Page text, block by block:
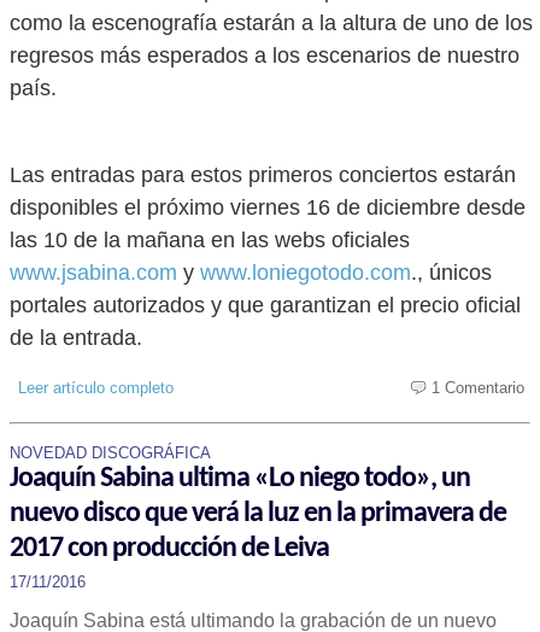
como la escenografía estarán a la altura de uno de los
regresos más esperados a los escenarios de nuestro
país.
Las entradas para estos primeros conciertos estarán
disponibles el próximo viernes 16 de diciembre desde
las 10 de la mañana en las webs oficiales
www.jsabina.com y www.loniegotodo.com., únicos
portales autorizados y que garantizan el precio oficial
de la entrada.
Leer artículo completo 1 Comentario
NOVEDAD DISCOGRÁFICA
Joaquín Sabina ultima «Lo niego todo», un
nuevo disco que verá la luz en la primavera de
2017 con producción de Leiva
17/11/2016
Joaquín Sabina está ultimando la grabación de un nuevo